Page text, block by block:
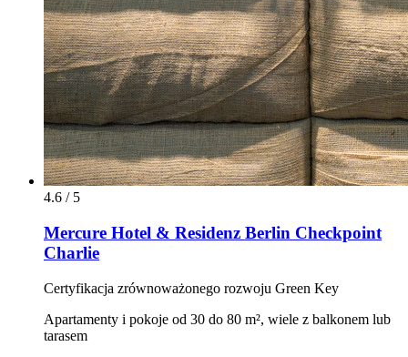
4.6 / 5
Mercure Hotel & Residenz Berlin Checkpoint
Charlie
Certyfikacja zrównoważonego rozwoju Green Key
Apartamenty i pokoje od 30 do 80 m², wiele z balkonem lub
tarasem